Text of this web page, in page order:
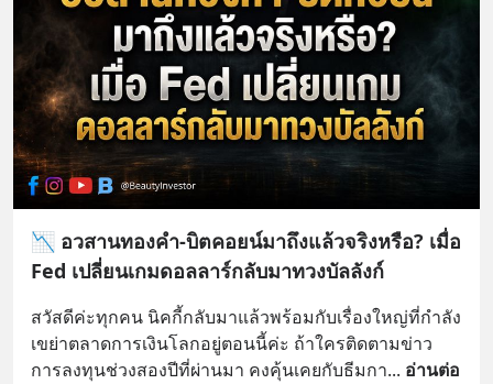
📉 อวสานทองคำ-บิตคอยน์มาถึงแล้วจริงหรือ? เมื่อ
Fed เปลี่ยนเกมดอลลาร์กลับมาทวงบัลลังก์
สวัสดีค่ะทุกคน นิคกี้กลับมาแล้วพร้อมกับเรื่องใหญ่ที่กำลัง
เขย่าตลาดการเงินโลกอยู่ตอนนี้ค่ะ ถ้าใครติดตามข่าว
การลงทุนช่วงสองปีที่ผ่านมา คงคุ้นเคยกับธีมกา... อ่านต่อ